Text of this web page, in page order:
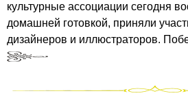
культурные ассоциации сегодня
домашней готовкой, приняли
дизайнеров и иллюстраторов.